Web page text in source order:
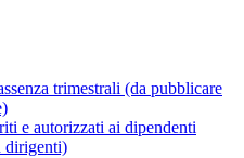
trimestrali (da pubblicare
e autorizzati ai dipendenti
dirigenti)